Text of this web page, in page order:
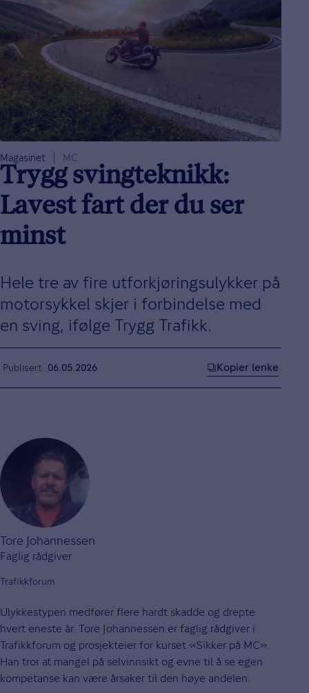
Magasinet MC
Trygg svingteknikk:
Lavest fart der du ser
minst
Hele tre av fire utforkjøringsulykker på
motorsykkel skjer i forbindelse med
en sving, ifølge Trygg Trafikk.
Publisert 06.05.2026 Kopier lenke
Tore Johannessen
Faglig rådgiver
Trafikkforum
Ulykkestypen medfører flere hardt skadde og drepte
hvert eneste år. Tore Johannessen er faglig rådgiver i
Trafikkforum og prosjekteier for kurset «Sikker på MC».
Han tror at mangel på selvinnsikt og evne til å se egen
kompetanse kan være årsaker til den høye andelen.